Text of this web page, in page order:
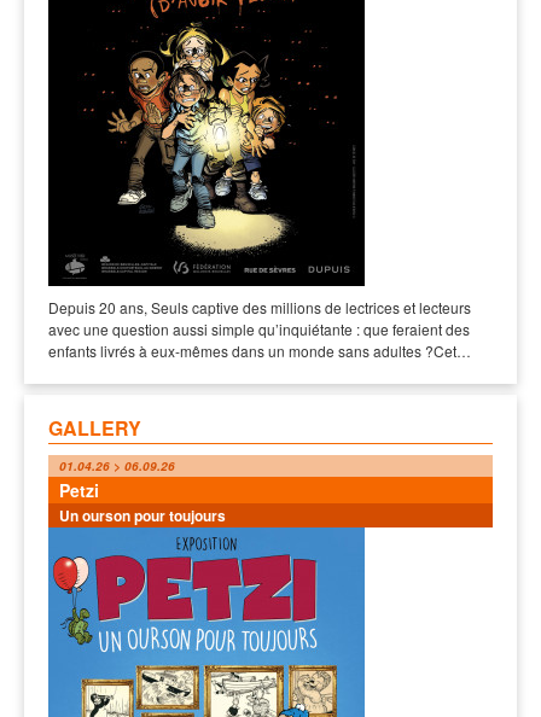
Depuis 20 ans, Seuls captive des millions de lectrices et lecteurs
avec une question aussi simple qu’inquiétante : que feraient des
enfants livrés à eux-mêmes dans un monde sans adultes ?Cet…
GALLERY
01.04.26 > 06.09.26
Petzi
Un ourson pour toujours